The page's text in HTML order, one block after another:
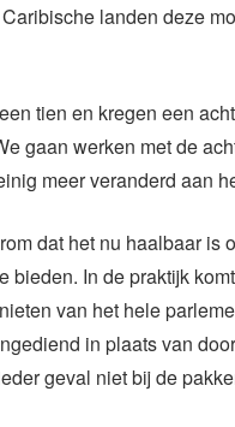
landen deze
tien en kregen een
gaan werken met de
meer veranderd aan
dat het nu haalbaar
bieden. In de praktijk
van het hele
in plaats van
geval niet bij de